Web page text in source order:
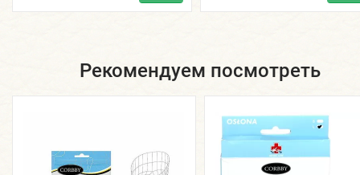
Рекомендуем посмотреть